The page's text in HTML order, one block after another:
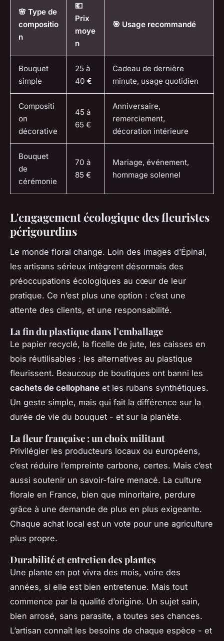
🌸 Type de
compositio
n
💶
Prix
moye
n
🎯 Usage recommandé
Bouquet
simple
25 à
40 €
Cadeau de dernière
minute, usage quotidien
Compositi
on
décorative
45 à
65 €
Anniversaire,
remerciement,
décoration intérieure
Bouquet
de
cérémonie
70 à
85 €
Mariage, événement,
hommage solennel
L'engagement écologique des fleuristes
périgourdins
Le monde floral change. Loin des images d’Épinal,
les artisans sérieux intègrent désormais des
préoccupations écologiques au cœur de leur
pratique. Ce n’est plus une option : c’est une
attente des clients, et une responsabilité.
La fin du plastique dans l’emballage
Le papier recyclé, la ficelle de jute, les caisses en
bois réutilisables : les alternatives au plastique
fleurissent. Beaucoup de boutiques ont banni les
cachets de cellophane et les rubans synthétiques.
Un geste simple, mais qui fait la différence sur la
durée de vie du bouquet - et sur la planète.
La fleur française : un choix militant
Privilégier les producteurs locaux ou européens,
c’est réduire l’empreinte carbone, certes. Mais c’est
aussi soutenir un savoir-faire menacé. La culture
florale en France, bien que minoritaire, perdure
grâce à une demande de plus en plus exigeante.
Chaque achat local est un vote pour une agriculture
plus propre.
Durabilité et entretien des plantes
Une plante en pot vivra des mois, voire des
années, si elle est bien entretenue. Mais tout
commence par la qualité d’origine. Un sujet sain,
bien arrosé, sans parasite, a toutes ses chances.
L’artisan connaît les besoins de chaque espèce - et